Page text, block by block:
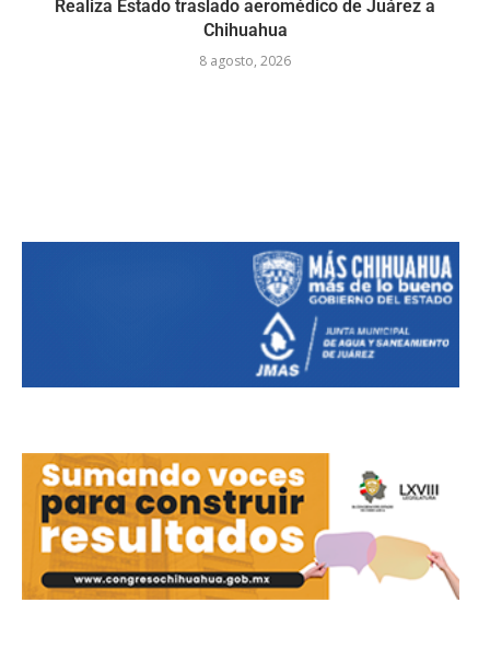
Realiza Estado traslado aeromédico de Juárez a
Chihuahua
8 agosto, 2026